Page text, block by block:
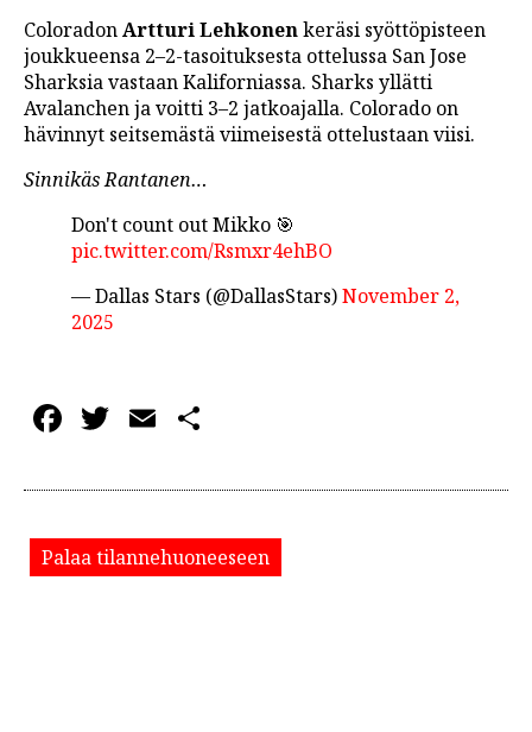
ColoradonArtturi Lehkonenkeräsi syöttöpisteen
joukkueensa 2–2-tasoituksesta ottelussa San Jose
Sharksia vastaan Kaliforniassa. Sharks yllätti
Avalanchen ja voitti 3–2 jatkoajalla. Colorado on
hävinnyt seitsemästä viimeisestä ottelustaan viisi.
Sinnikäs Rantanen…
Don't count out Mikko 🎯
pic.twitter.com/Rsmxr4ehBO
— Dallas Stars (@DallasStars)November 2,
2025
Facebook
Twitter
Email
Palaa tilannehuoneeseen